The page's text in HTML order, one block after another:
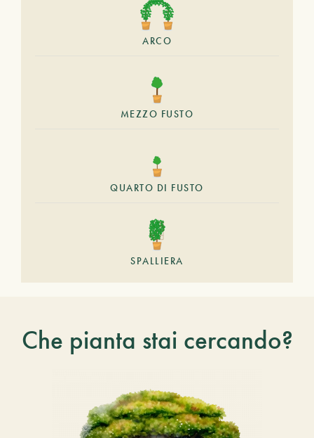
ARCO
MEZZO FUSTO
QUARTO DI FUSTO
SPALLIERA
Che pianta stai cercando?